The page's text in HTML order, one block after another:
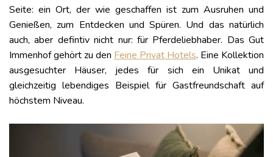
Seite: ein Ort, der wie geschaffen ist zum Ausruhen und
Genießen, zum Entdecken und Spüren. Und das natürlich
auch, aber defintiv nicht nur: für Pferdeliebhaber. Das Gut
Immenhof gehört zu den Feine Privat Hotels. Eine Kollektion
ausgesuchter Häuser, jedes für sich ein Unikat und
gleichzeitig lebendiges Beispiel für Gastfreundschaft auf
höchstem Niveau.